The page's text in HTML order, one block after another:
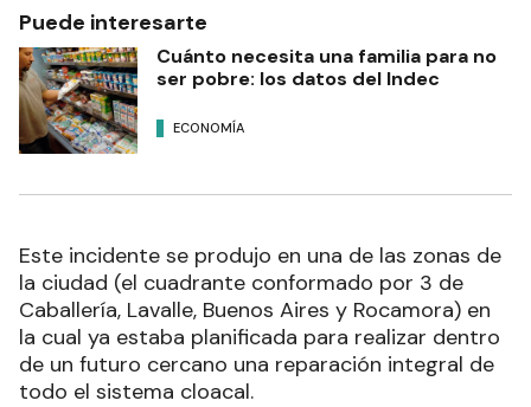
Puede interesarte
Cuánto necesita una familia para no
ser pobre: los datos del Indec
ECONOMÍA
Este incidente se produjo en una de las zonas de
la ciudad (el cuadrante conformado por 3 de
Caballería, Lavalle, Buenos Aires y Rocamora) en
la cual ya estaba planificada para realizar dentro
de un futuro cercano una reparación integral de
todo el sistema cloacal.